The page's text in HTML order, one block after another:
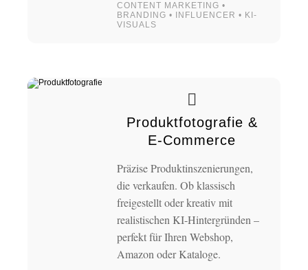
CONTENT MARKETING •
BRANDING • INFLUENCER • KI-
VISUALS
Produktfotografie &
E-Commerce
Präzise Produktinszenierungen,
die verkaufen. Ob klassisch
freigestellt oder kreativ mit
realistischen KI-Hintergründen –
perfekt für Ihren Webshop,
Amazon oder Kataloge.